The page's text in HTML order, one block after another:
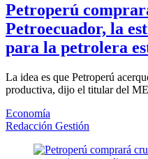
Petroperú
Petroecuador, la
para la petrolera
La idea es que Petroperú
productiva, dijo el titular del
Economía
Redacción Gestión